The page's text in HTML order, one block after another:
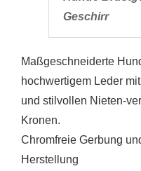
Geschirr
Maßgeschneiderte
hochwertigem Leder
und stilvollen Nieten-
Kronen.
Chromfreie Gerbung
Herstellung